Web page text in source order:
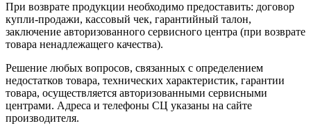
При возврате продукции необходимо предоставить: договор
купли-продажи, кассовый чек, гарантийный талон,
заключение авторизованного сервисного центра (при возврате
товара ненадлежащего качества).
Решение любых вопросов, связанных с определением
недостатков товара, технических характеристик, гарантии
товара, осуществляется авторизованными сервисными
центрами. Адреса и телефоны СЦ указаны на сайте
производителя.